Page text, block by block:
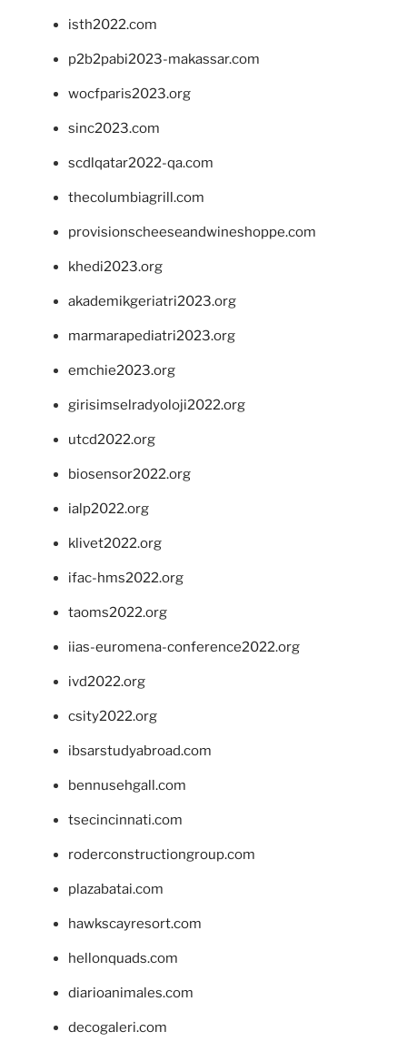
isth2022.com
p2b2pabi2023-makassar.com
wocfparis2023.org
sinc2023.com
scdlqatar2022-qa.com
thecolumbiagrill.com
provisionscheeseandwineshoppe.com
khedi2023.org
akademikgeriatri2023.org
marmarapediatri2023.org
emchie2023.org
girisimselradyoloji2022.org
utcd2022.org
biosensor2022.org
ialp2022.org
klivet2022.org
ifac-hms2022.org
taoms2022.org
iias-euromena-conference2022.org
ivd2022.org
csity2022.org
ibsarstudyabroad.com
bennusehgall.com
tsecincinnati.com
roderconstructiongroup.com
plazabatai.com
hawkscayresort.com
hellonquads.com
diarioanimales.com
decogaleri.com